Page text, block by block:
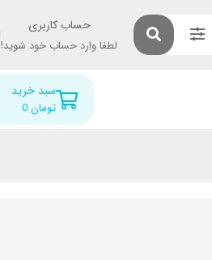
حساب کاربری
لطفا وارد حساب خود شوید!
سبد خرید
0تومان